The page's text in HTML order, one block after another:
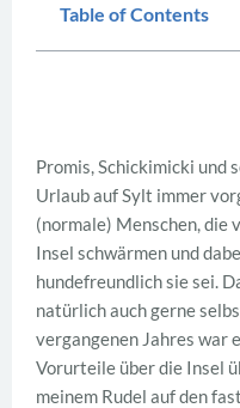
Table of Contents
Promis, Schickimicki und
Urlaub auf Sylt immer
(normale) Menschen, die
Insel schwärmen und
hundefreundlich sie sei.
natürlich auch gerne
vergangenen Jahres war
Vorurteile über die Insel
meinem Rudel auf den